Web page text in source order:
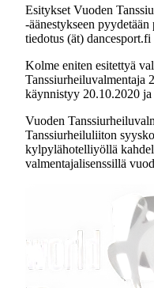
Esitykset Vuoden
-äänestykseen pyydetään
tiedotus (ät)
Kolme eniten esitettyä
Tanssiurheiluvalmentaja
käynnistyy 20.10.2020
Vuoden
Tanssiurheiluliiton
kylpylähotelliyöllä
valmentajalisenssillä